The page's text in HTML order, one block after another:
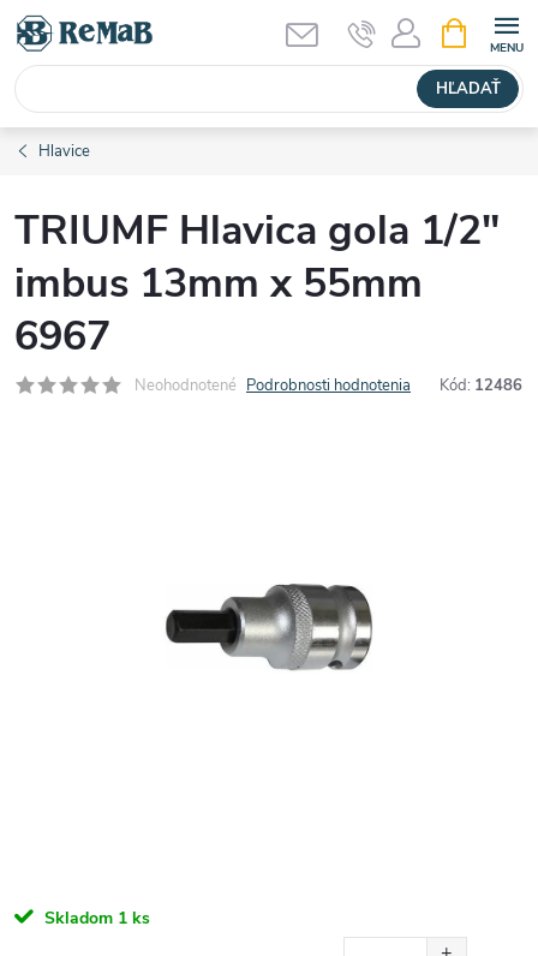
Prejsť
obsah
HĽADAŤ
KOŠÍK
Hlavice
TRIUMF Hlavica gola 1/2"
imbus 13mm x 55mm
6967
Neohodnotené Podrobnosti hodnotenia Kód: 12486
Skladom 1 ks